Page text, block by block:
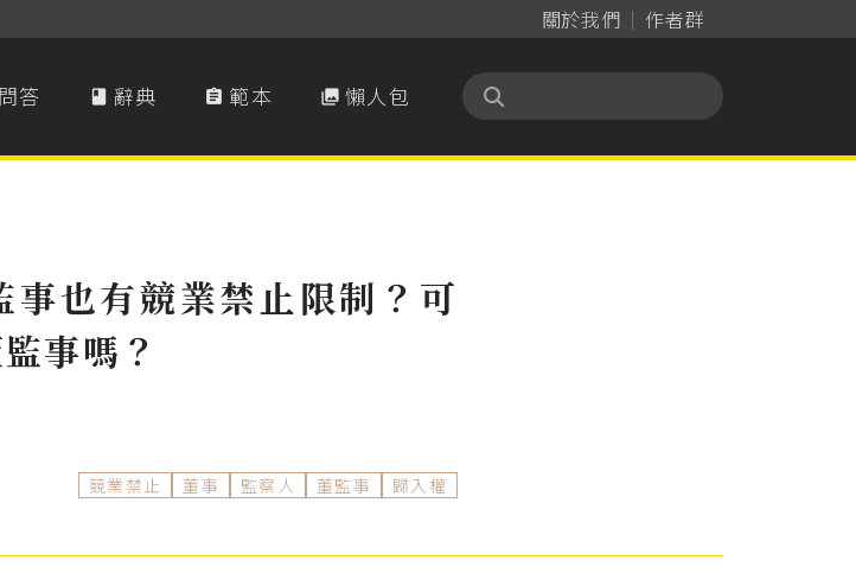
關於我們 作者群
問答  辭典  範本  懶人包
事也有競業禁止限制？可
事嗎？
競業禁止 董事 監察人 董監事 歸入權